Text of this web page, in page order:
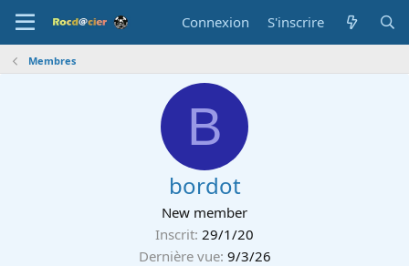
Connexion S'inscrire
Membres
B
bordot
New member
Inscrit 29/1/20
Dernière vue 9/3/26